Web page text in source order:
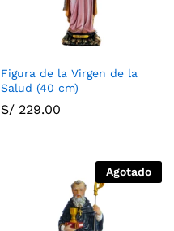
Figura de la Virgen de la
Salud (40 cm)
S/ 229.00
Agotado